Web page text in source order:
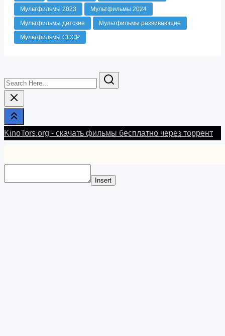
Мультфильмы 2023
Мультфильмы 2024
Мультфильмы детские
Мультфильмы развивающие
Мультфильмы СССР
Search
Here...
KinoTors.org - скачать фильмы бесплатно через торрент
Insert